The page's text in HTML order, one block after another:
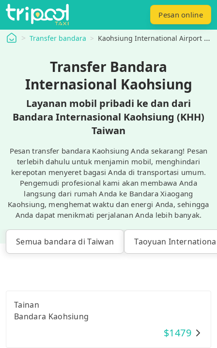
Pesan online
tripoolTransfer bandara Kaohsiung International Airport Transfers
Transfer Bandara
Internasional Kaohsiung
Layanan mobil pribadi ke dan dari
Bandara Internasional Kaohsiung (KHH)
Taiwan
Pesan transfer bandara Kaohsiung Anda sekarang! Pesan
terlebih dahulu untuk menjamin mobil, menghindari
kerepotan menyeret bagasi Anda di transportasi umum.
Pengemudi profesional kami akan membawa Anda
langsung dari rumah Anda ke Bandara Xiaogang
Kaohsiung, menghemat waktu dan energi Anda, sehingga
Anda dapat menikmati perjalanan Anda lebih banyak.
Semua bandara di Taiwan Taoyuan
Tainan
Bandara Kaohsiung
$1479